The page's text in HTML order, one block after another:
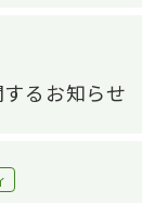
開発
技術
るお知らせ